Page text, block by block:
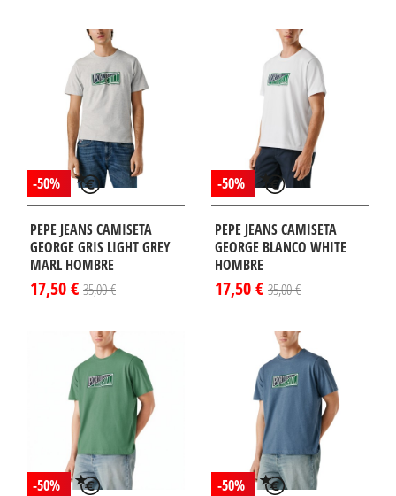
-50%
PEPE JEANS CAMISETA
GEORGE GRIS LIGHT GREY
MARL HOMBRE
17,50 € 35,00 €
-50%
PEPE JEANS CAMISETA
GEORGE BLANCO WHITE
HOMBRE
17,50 € 35,00 €
-50% -50%